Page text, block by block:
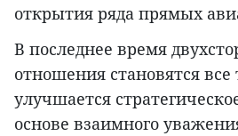
открытия ряда прямых
В последнее время
отношения становятся все
улучшается
основе взаимного